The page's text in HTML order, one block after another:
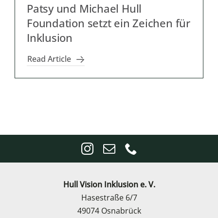
Patsy und Michael Hull
Foundation setzt ein Zeichen für
Inklusion
Read Article
Hull Vision Inklusion e. V.
Hasestraße 6/7
49074 Osnabrück